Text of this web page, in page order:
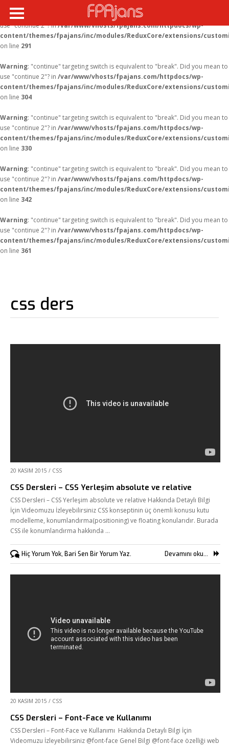
Warning
: "continue" targeting switch is equivalent to "break". Did you mean to
use "continue 2"? in/var/www/vhosts/fpajans.com/httpdocs/wp-
content/themes/fpajans/inc/modules/ReduxCore/extensions/
on line 291
Warning: "continue" targeting switch is equivalent to "break". Did you mean to
use "continue 2"? in /var/www/vhosts/fpajans.com/httpdocs/wp-
content/themes/fpajans/inc/modules/ReduxCore/extensions/
on line 304
Warning: "continue" targeting switch is equivalent to "break". Did you mean to
use "continue 2"? in /var/www/vhosts/fpajans.com/httpdocs/wp-
content/themes/fpajans/inc/modules/ReduxCore/extensions/
on line 330
Warning: "continue" targeting switch is equivalent to "break". Did you mean to
use "continue 2"? in /var/www/vhosts/fpajans.com/httpdocs/wp-
content/themes/fpajans/inc/modules/ReduxCore/extensions/
on line 342
Warning: "continue" targeting switch is equivalent to "break". Did you mean to
use "continue 2"? in /var/www/vhosts/fpajans.com/httpdocs/wp-
content/themes/fpajans/inc/modules/ReduxCore/extensions/
on line 361
css ders
20 KASIM 2015 / CSS
CSS Dersleri – CSS Yerleşim absolute ve relative
CSS Dersleri – CSS Yerleşim absolute ve relative Hakkında Detaylı Bilgi
İçin Videomuzu İzleyebilirsiniz CSS konseptinin üç önemli konusu kutu
modelleme, konumlandırma(positioning) ve floating konularıdır. Burada
CSS ile konumlandırma hakkında …
Hiç Yorum Yok, Bari Sen Bir Yorum Yaz. Devamını oku...
20 KASIM 2015 / CSS
CSS Dersleri – Font-Face ve Kullanımı
CSS Dersleri – Font-Face ve Kullanımı Hakkında Detaylı Bilgi İçin
Videomuzu İzleyebilirsiniz @font-face Genel Bilgi @font-face özelliği web